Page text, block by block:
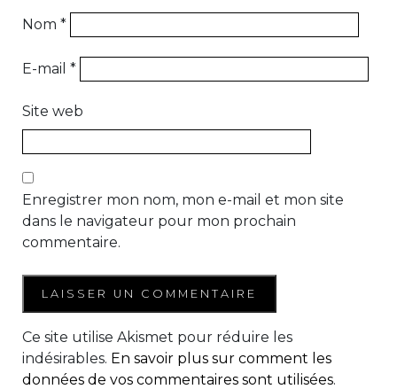
Nom *
E-mail *
Site web
Enregistrer mon nom, mon e-mail et mon site
dans le navigateur pour mon prochain
commentaire.
Ce site utilise Akismet pour réduire les
indésirables. En savoir plus sur comment les
données de vos commentaires sont utilisées.